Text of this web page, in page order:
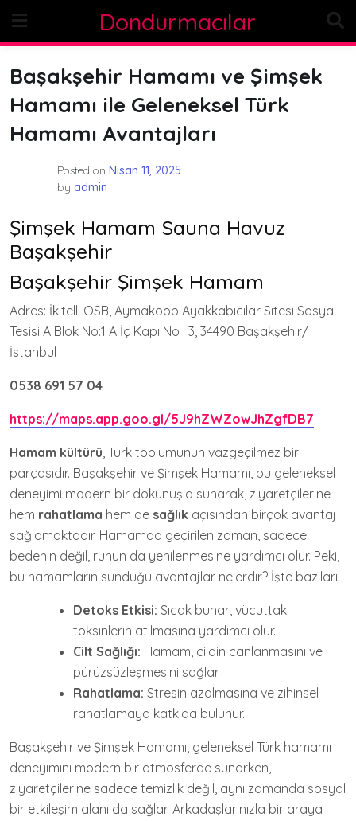
content
Dondurmacılar
Başakşehir Hamamı ve Şimşek
Hamamı ile Geleneksel Türk
Hamamı Avantajları
Posted on Nisan 11, 2025
by admin
Şimşek Hamam Sauna Havuz
Başakşehir
Başakşehir Şimşek Hamam
Adres: İkitelli OSB, Aymakoop Ayakkabıcılar Sitesi Sosyal
Tesisi A Blok No:1 A İç Kapı No : 3, 34490 Başakşehir/
İstanbul
0538 691 57 04
https://maps.app.goo.gl/5J9hZWZowJhZgfDB7
Hamam kültürü, Türk toplumunun vazgeçilmez bir
parçasıdır. Başakşehir ve Şimşek Hamamı, bu geleneksel
deneyimi modern bir dokunuşla sunarak, ziyaretçilerine
hem rahatlama hem de sağlık açısından birçok avantaj
sağlamaktadır. Hamamda geçirilen zaman, sadece
bedenin değil, ruhun da yenilenmesine yardımcı olur. Peki,
bu hamamların sunduğu avantajlar nelerdir? İşte bazıları:
Detoks Etkisi: Sıcak buhar, vücuttaki
toksinlerin atılmasına yardımcı olur.
Cilt Sağlığı: Hamam, cildin canlanmasını ve
pürüzsüzleşmesini sağlar.
Rahatlama: Stresin azalmasına ve zihinsel
rahatlamaya katkıda bulunur.
Başakşehir ve Şimşek Hamamı, geleneksel Türk hamamı
deneyimini modern bir atmosferde sunarken,
ziyaretçilerine sadece temizlik değil, aynı zamanda sosyal
bir etkileşim alanı da sağlar. Arkadaşlarınızla bir araya